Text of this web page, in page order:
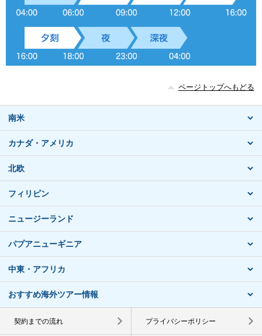
ページトップへもどる
南米
カナダ・アメリカ
北欧
フィリピン
ニュージーランド
パプアニューギニア
中東・アフリカ
おすすめ海外ツアー情報
契約までの流れ プライバシーポリシー